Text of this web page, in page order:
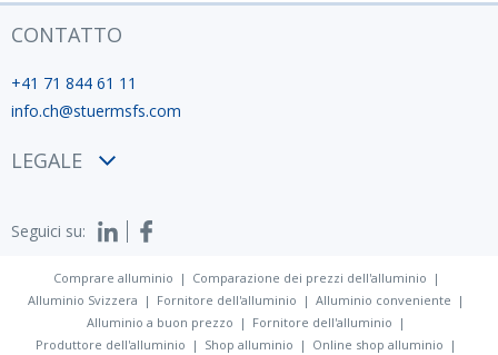
CONTATTO
+41 71 844 61 11
info.ch@stuermsfs.com
LEGALE
Privacy policy
Seguici su:
Comprare alluminio
Comparazione dei prezzi dell'alluminio
Alluminio Svizzera
Fornitore dell'alluminio
Alluminio conveniente
Alluminio a buon prezzo
Fornitore dell'alluminio
Produttore dell'alluminio
Shop alluminio Online shop alluminio